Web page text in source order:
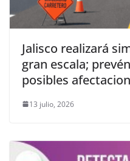
Jalisco realizará
gran escala;
posibles
13 julio, 2026